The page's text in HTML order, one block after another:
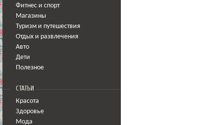
Фитнес и спорт
Магазины
Туризм и путешествия
Отдых и развлечения
Авто
Дети
Полезное
СТАТЬИ
Красота
Здоровье
Мода